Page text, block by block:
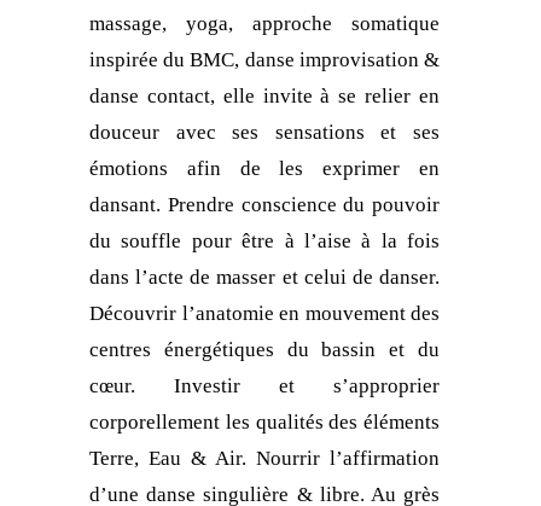
massage, yoga, approche somatique
inspirée du BMC, danse improvisation &
danse contact, elle invite à se relier en
douceur avec ses sensations et ses
émotions afin de les exprimer en
dansant. Prendre conscience du pouvoir
du souffle pour être à l’aise à la fois
dans l’acte de masser et celui de danser.
Découvrir l’anatomie en mouvement des
centres énergétiques du bassin et du
cœur. Investir et s’approprier
corporellement les qualités des éléments
Terre, Eau & Air. Nourrir l’affirmation
d’une danse singulière & libre. Au grès